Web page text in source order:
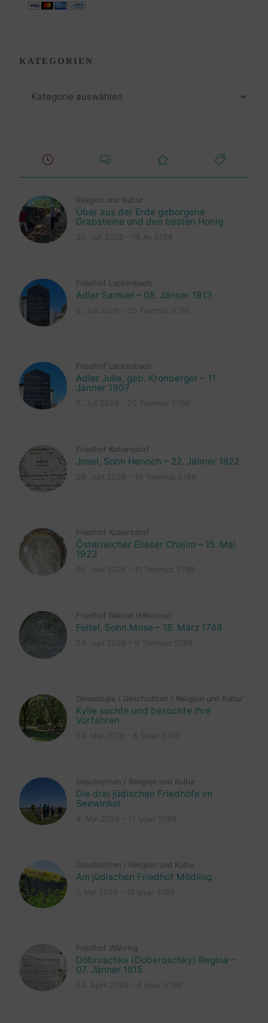
KATEGORIEN
Religion und Kultur
Über aus der Erde geborgene
Grabsteine und den besten Honig
Friedhof Lackenbach
Adler Samuel – 08. Jänner 1913
Friedhof Lackenbach
Adler Julie, geb. Kronberger – 11.
Jänner 1907
Friedhof Kobersdorf
Josel, Sohn Henoch – 22. Jänner 1822
Friedhof Kobersdorf
Österreicher Elieser Chajim – 15. Mai
1923
Friedhof Nikolai (Mikolow)
Feitel, Sohn Mose – 18. März 1748
Genealogie / Geschichten / Religion und Kultur
Kylie suchte und besuchte ihre
Vorfahren
Geschichten / Religion und Kultur
Die drei jüdischen Friedhöfe im
Seewinkel
Geschichten / Religion und Kultur
Am jüdischen Friedhof Mödling
Friedhof Währing
Dobruschka (Doberoschky) Regina –
07. Jänner 1815